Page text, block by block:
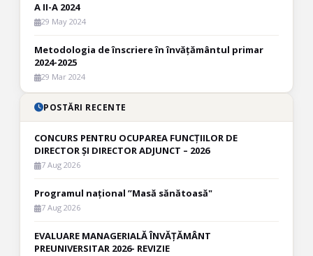
A II-A 2024
29 May 2024
Metodologia de înscriere în învățământul primar
2024-2025
29 Mar 2024
POSTĂRI RECENTE
CONCURS PENTRU OCUPAREA FUNCȚIILOR DE
DIRECTOR ȘI DIRECTOR ADJUNCT – 2026
7 Aug 2026
Programul național ”Masă sănătoasă"
7 Aug 2026
EVALUARE MANAGERIALĂ ÎNVĂȚĂMÂNT
PREUNIVERSITAR 2026- REVIZIE